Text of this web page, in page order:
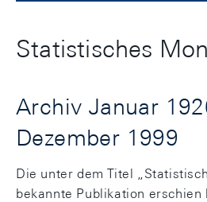
Statistisches
Archiv Januar
Dezember 1999
Die unter dem Titel
bekannte Publikation erschien